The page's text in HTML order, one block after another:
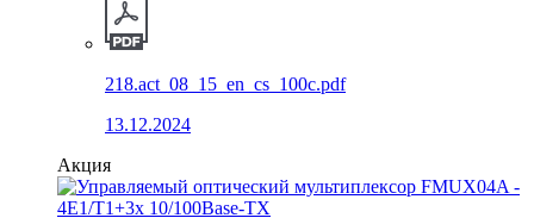
218.act_08_15_en_cs_100c.pdf
13.12.2024
Акция